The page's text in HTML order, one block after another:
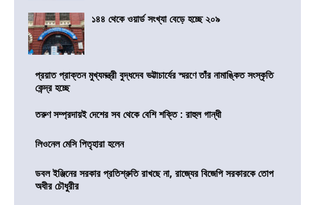
১৪৪ থেকে ওয়ার্ড সংখ্যা বেড়ে হচ্ছে ২০৯
প্রয়াত প্রাক্তন মুখ্যমন্ত্রী বুদ্ধদেব ভট্টাচার্যের স্মরণে তাঁর নামাঙ্কিত সংস্কৃতি
কেন্দ্র হচ্ছে
তরুণ সম্প্রদায়ই দেশের সব থেকে বেশি শক্তি : রাহুল গান্ধী
লিওনেল মেসি পিতৃহারা হলেন
ডবল ইঞ্জিনের সরকার প্রতিশ্রুতি রাখছে না, রাজ্যের বিজেপি সরকারকে তোপ
অধীর চৌধুরীর